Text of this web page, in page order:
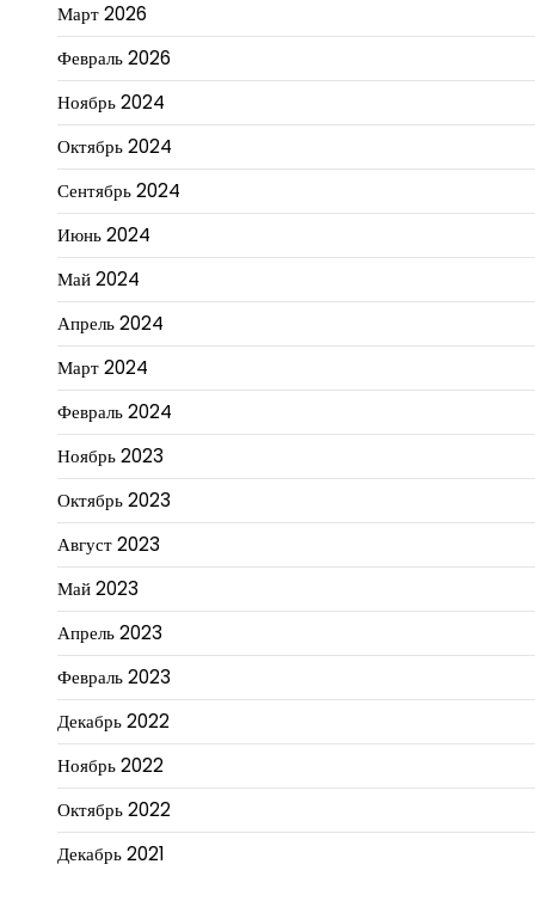
Март 2026
Февраль 2026
Ноябрь 2024
Октябрь 2024
Сентябрь 2024
Июнь 2024
Май 2024
Апрель 2024
Март 2024
Февраль 2024
Ноябрь 2023
Октябрь 2023
Август 2023
Май 2023
Апрель 2023
Февраль 2023
Декабрь 2022
Ноябрь 2022
Октябрь 2022
Декабрь 2021